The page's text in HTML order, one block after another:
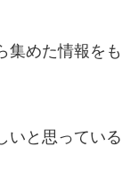
めた情報をも
と思ってい